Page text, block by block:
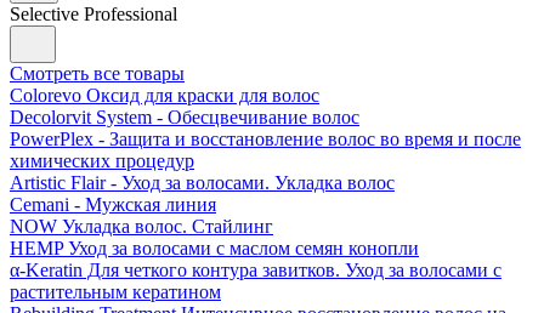
Selective Professional
Смотреть все товары
Colorevo Оксид для краски для волос
Decolorvit System - Обесцвечивание волос
PowerPlex - Защита и восстановление волос во время и после
химических процедур
Artistic Flair - Уход за волосами. Укладка волос
Cemani - Мужская линия
NOW Укладка волос. Стайлинг
HEMP Уход за волосами с маслом семян конопли
α-Keratin Для четкого контура завитков. Уход за волосами с
растительным кератином